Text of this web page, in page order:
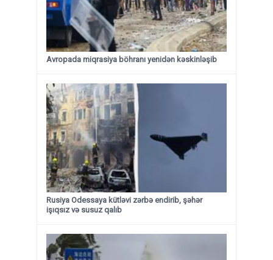
Avropada miqrasiya böhranı yenidən kəskinləşib
Rusiya Odessaya kütləvi zərbə endirib, şəhər
işıqsız və susuz qalıb